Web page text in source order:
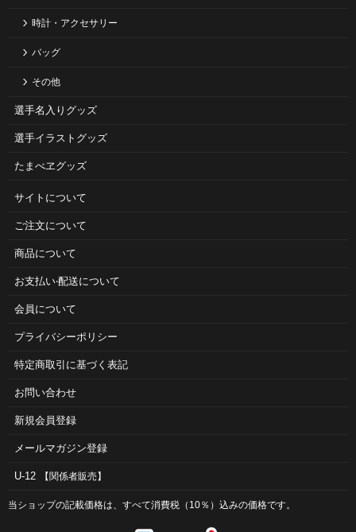
時計・アクセサリー
バッグ
その他
選手名入りグッズ
選手イラストグッズ
たまべヱグッズ
サイトについて
ご注⽂について
商品について
お⽀払い‧配送について
会員について
プライバシーポリシー
特定商取引に基づく表記
お問い合わせ
新規会員登録
メールマガジン登録
U-12 【関係者販売】
当ショップの記載価格は、すべて消費税（10％）込みの価格です。